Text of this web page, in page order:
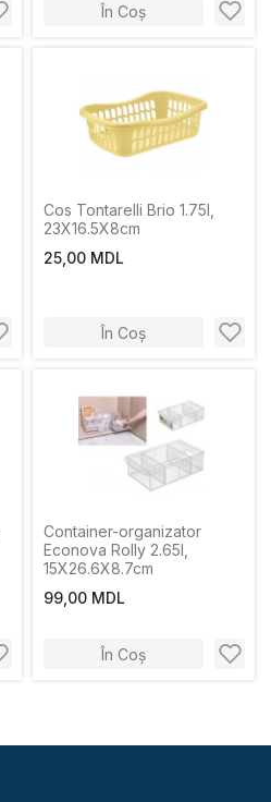
În Coș
Cos Tontarelli Brio 1.75l,
23Х16.5Х8cm
25,00 MDL
În Coș
Container-organizator
Econova Rolly 2.65l,
15X26.6X8.7cm
99,00 MDL
În Coș